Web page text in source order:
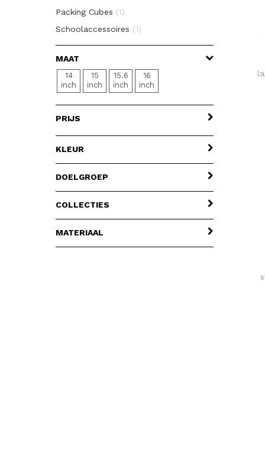
Packing Cubes (1)
Schoolaccessoires (1)
Shoppers(10)
Toilettassen
MAAT
14
inch
15
inch
15.6
inch
16
inch
PRIJS
KLEUR
DOELGROEP
COLLECTIES
MATERIAAL